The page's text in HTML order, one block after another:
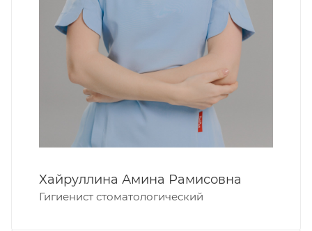
Хайруллина Амина Рамисовна
Гигиенист стоматологический